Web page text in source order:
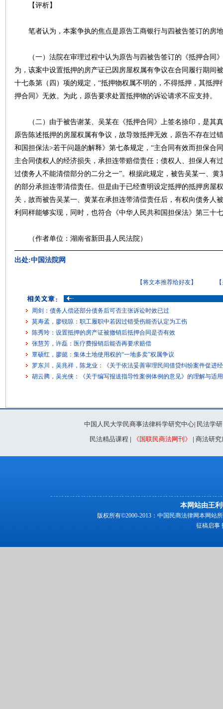
【评析】
笔者认为，本案争执的焦点是原告工商银行与四被告签订的房
（一）法院在审理过程中认为原告与四被告签订的《抵押合同
为，该案中设置抵押的房产证已因房屋权属有争议在合同履行期间
十七条第（四）项的规定，“抵押物权属不明的，不得抵押，其抵
押合同》无效。为此，原告要求处置抵押物的诉讼请求不应支持。
（二）由于被告谢某、吴某在《抵押合同》上签名捺印，是其
原告陈述抵押的房屋权属有争议，故导致抵押无效，原告不存在过
和国担保法>若干问题的解释》第七条规定，“主合同有效而担保合
主合同债权人的经济损失，承担连带赔偿责任；债权人、担保人有
过债务人不能清偿部分的二分之一”。根据此规定，被告吴某一、
的部分承担连带清偿责任。但是由于已经查明设定抵押的抵押房屋
关，故而被告吴某一、黄某在承担连带清偿责任后，有权向债务人
利同样能够实现，同时，也符合《中华人民共和国担保法》第三十
（作者单位：湖南省新田县人民法院）
出处:中国法院网
【将文本推荐给好友】
周剑：债务人偿还部分债务后可否主张诉讼时效已过
莫寿孟，廖锐琼：职工履职中若因过错受伤能否认定为工伤
陈秀玲：设置抵押的房产证被撤销后抵押合同是否有效
张慧芳，许磊：医疗费报销后能否再要求赔偿
覃硕红，廖懿：集体土地使用权的“一地多卖”权属争议
罗东川，吴兆祥，陈龙业：《关于依法妥善审理民间借贷纠纷案件促进
胡云腾，吴光侠：《关于编写报送指导性案例体例的意见》的理解与适用
中国人民大学民商事法律科学研究中心| 民法学
民法精品课程 | 《国联民商法网刊》 | 商法研究
本网站由王
版权所有©2000-2013：中国民商法律网本网站
征稿启事